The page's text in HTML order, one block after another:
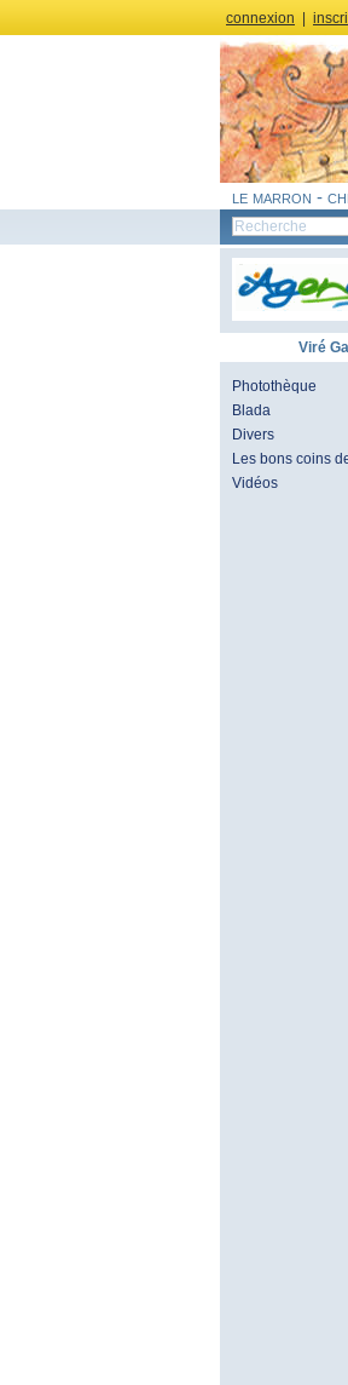
connexion
le marron -
Viré
Photothèque
Blada
Divers
Les bons coins
Vidéos